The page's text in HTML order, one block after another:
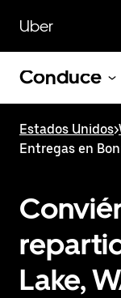
contenido
principal
Uber
Conduce
Estados Unidos>
Entregas en
Lake,